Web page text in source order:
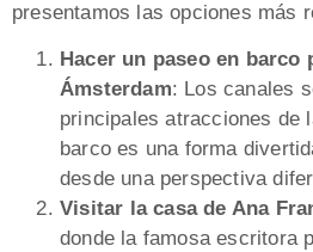
presentamos las opciones más
Hacer un paseo en barco
Ámsterdam: Los canales
principales atracciones de
barco es una forma
desde una perspectiva
Visitar la casa de Ana
donde la famosa escritora